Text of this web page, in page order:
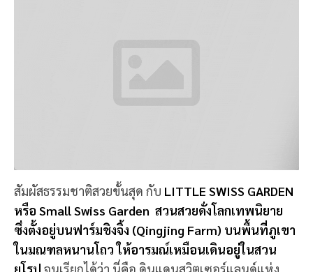
ในมณฑลหนานโถว ให้อารมณ์เหมือนเดินอยู่ในสวน
ยุโรปจนเรียกได้ว่า นี่คือ ดินแดนสวิตเซอร์แลนด์แห่ง
ไต้หวัน ทิวทัศน์เขียวสดงดงาม และการแสดงน้ำพุ ที่น่า
ตื่นตาตื่นใจ ไฟสวย บรรยากาศดีเหมือนได้อยู่ยุโรปเลย